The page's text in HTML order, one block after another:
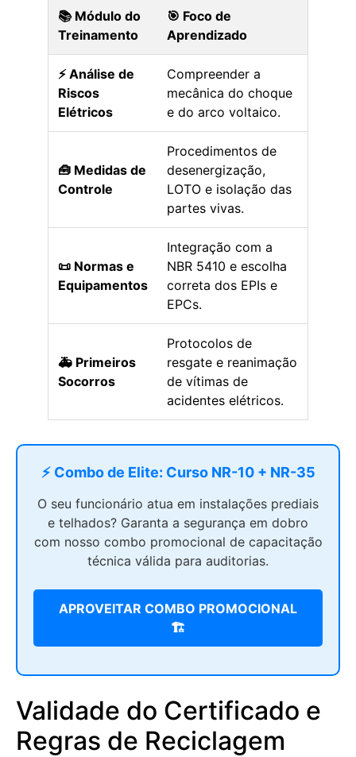
📚 Módulo do
Treinamento
🎯 Foco de
Aprendizado
⚡ Análise de
Riscos
Elétricos
Compreender a
mecânica do choque
e do arco voltaico.
🧰 Medidas de
Controle
Procedimentos de
desenergização,
LOTO e isolação das
partes vivas.
📜 Normas e
Equipamentos
Integração com a
NBR 5410 e escolha
correta dos EPIs e
EPCs.
🚑 Primeiros
Socorros
Protocolos de
resgate e reanimação
de vítimas de
acidentes elétricos.
⚡ Combo de Elite: Curso NR-10 + NR-35
O seu funcionário atua em instalações prediais
e telhados? Garanta a segurança em dobro
com nosso combo promocional de capacitação
técnica válida para auditorias.
APROVEITAR COMBO PROMOCIONAL
🏗️
Validade do Certificado e
Regras de Reciclagem